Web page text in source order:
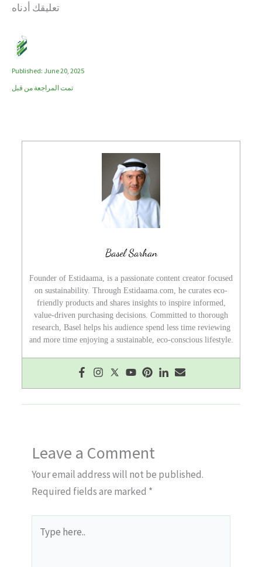
تعليقك أدناه
Published: June 20, 2025
تمت المراجعة من قبل
Basel Sarhan
Founder of Estidaama, is a passionate content creator focused
on sustainability. Through Estidaama.com, he curates eco-
friendly products and shares insights to inspire informed,
value-driven purchasing decisions. Committed to thorough
research, Basel helps his audience spend less time reviewing
and more time enjoying a sustainable, eco-conscious lifestyle.
Leave a Comment
Your email address will not be published.
Required fields are marked *
here..